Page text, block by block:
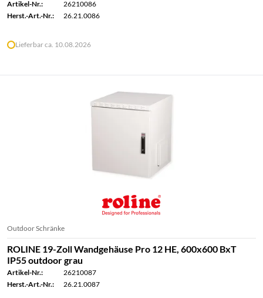
Artikel-Nr.:
26210086
Herst.-Art.-Nr.:
26.21.0086
Lieferbar ca. 10.08.2026
Outdoor Schränke
ROLINE 19-Zoll Wandgehäuse Pro 12 HE, 600x600 BxT
IP55 outdoor grau
Artikel-Nr.:
26210087
Herst.-Art.-Nr.:
26.21.0087